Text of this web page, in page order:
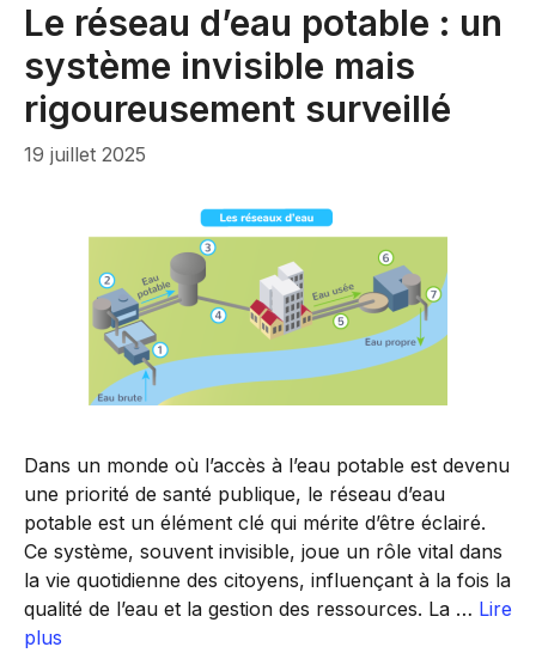
Le réseau d’eau potable : un
système invisible mais
rigoureusement surveillé
19 juillet 2025
Dans un monde où l’accès à l’eau potable est devenu
une priorité de santé publique, le réseau d’eau
potable est un élément clé qui mérite d’être éclairé.
Ce système, souvent invisible, joue un rôle vital dans
la vie quotidienne des citoyens, influençant à la fois la
qualité de l’eau et la gestion des ressources. La … Lire
plus